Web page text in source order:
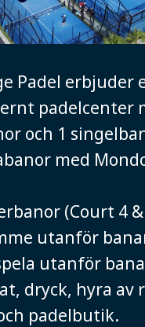
Padel erbjuder
padelcenter
och 1
med
(Court 4
utanför
utanför
dryck, hyra av
padelbutik.